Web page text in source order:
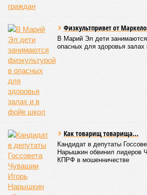
Физкультпривет от
В Марий Эл дети
опасных для здоровья
Как товарищ товарища...
Кандидат в депутаты
Нарышкин обвинил лидеров
КПРФ в мошенничестве